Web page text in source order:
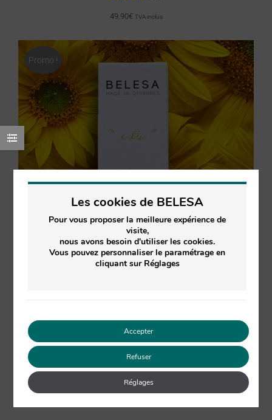
18 avis
49.90€ TVA inclus
Promo !
49.90€ 36.00€ TVA inclus
Les cookies de BELESA
Pour vous proposer la meilleure expérience de
visite,
nous avons besoin d'utiliser les cookies.
Vous pouvez personnaliser le paramétrage en
cliquant sur Réglages
Accepter
Refuser
Réglages